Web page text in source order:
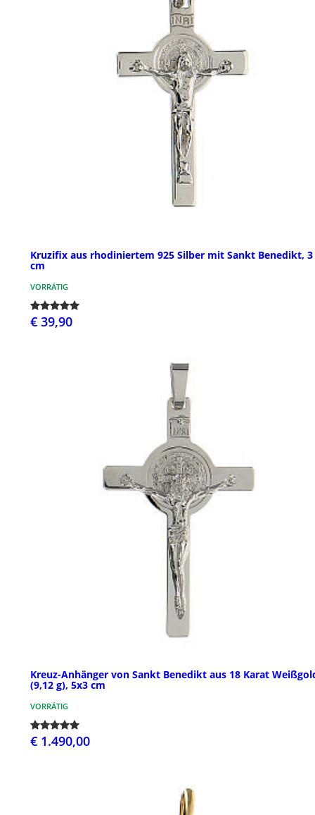
Kruzifix aus rhodiniertem 925 Silber mit Sankt Benedikt, 3
cm
VORRÄTIG
€ 39,90
Kreuz-Anhänger von Sankt Benedikt aus 18 Karat
(9,12 g), 5x3 cm
VORRÄTIG
€ 1.490,00